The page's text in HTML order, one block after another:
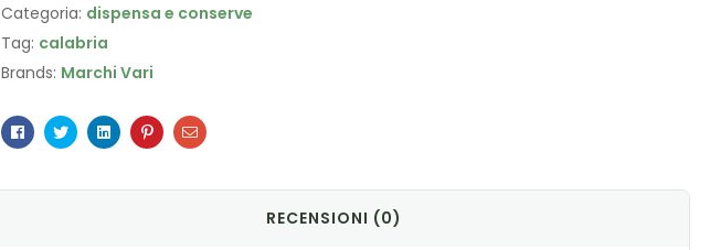
Categoria: dispensa e conserve
Tag: calabria
Brands: Marchi Vari
Facebook
TwitterLinkedinPinterestEmail
RECENSIONI (0)